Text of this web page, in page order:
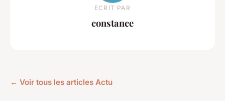
ECRIT PAR
constance
← Voir tous les articles Actu